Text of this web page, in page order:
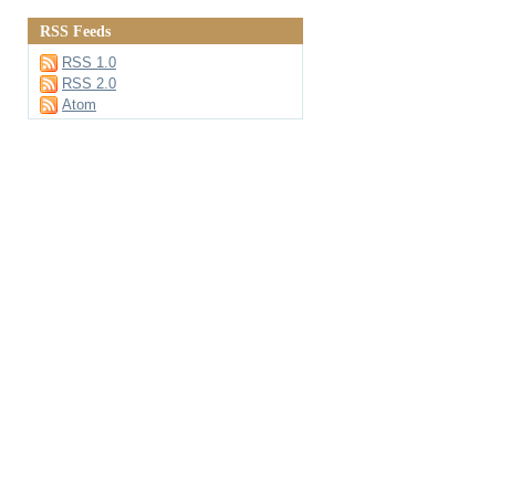
RSS Feeds
RSS 1.0
RSS 2.0
Atom